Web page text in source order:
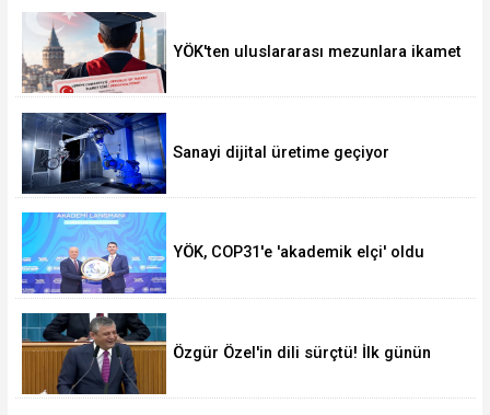
YÖK'ten uluslararası mezunlara ikamet
Sanayi dijital üretime geçiyor
YÖK, COP31'e 'akademik elçi' oldu
Özgür Özel'in dili sürçtü! İlk günün